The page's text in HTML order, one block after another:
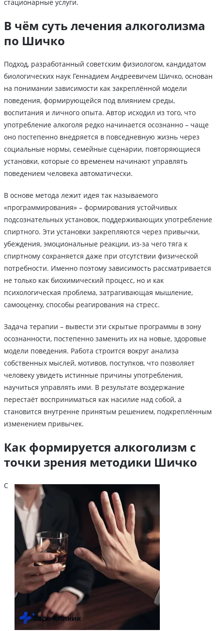
стационарные услуги.
В чём суть лечения алкоголизма
по Шичко
Подход, разработанный советским физиологом, кандидатом
биологических наук Геннадием Андреевичем Шичко, основан
на понимании зависимости как закреплённой модели
поведения, формирующейся под влиянием среды,
воспитания и личного опыта. Автор исходил из того, что
употребление алкоголя редко начинается осознанно – чаще
оно постепенно внедряется в повседневную жизнь через
социальные нормы, семейные сценарии, повторяющиеся
установки, которые со временем начинают управлять
поведением человека автоматически.
В основе метода лежит идея так называемого
«программирования» – формирования устойчивых
подсознательных установок, поддерживающих употребление
спиртного. Эти установки закрепляются через привычки,
убеждения, эмоциональные реакции, из-за чего тяга к
спиртному сохраняется даже при отсутствии физической
потребности. Именно поэтому зависимость рассматривается
не только как биохимический процесс, но и как
психологическая проблема, затрагивающая мышление,
самооценку, способы реагирования на стресс.
Задача терапии – вывести эти скрытые программы в зону
осознанности, постепенно заменить их на новые, здоровые
модели поведения. Работа строится вокруг анализа
собственных мыслей, мотивов, поступков, что позволяет
человеку увидеть истинные причины употребления,
научиться управлять ими. В результате воздержание
перестаёт восприниматься как насилие над собой, а
становится внутренне принятым решением, подкреплённым
изменением привычек.
Как формируется алкоголизм с
точки зрения методики Шичко
С